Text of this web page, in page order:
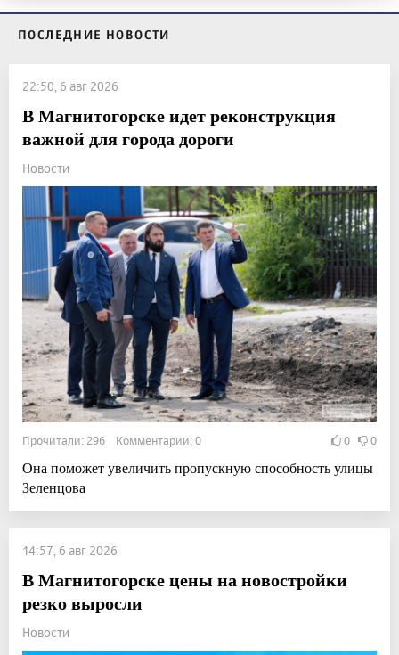
ПОСЛЕДНИЕ НОВОСТИ
22:50, 6 авг 2026
В Магнитогорске идет реконструкция
важной для города дороги
Новости
Прочитали: 296 Комментарии: 0 0 0
Она поможет увеличить пропускную способность улицы
Зеленцова
14:57, 6 авг 2026
В Магнитогорске цены на новостройки
резко выросли
Новости